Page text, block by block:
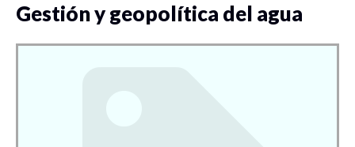
Gestión y geopolítica del agua